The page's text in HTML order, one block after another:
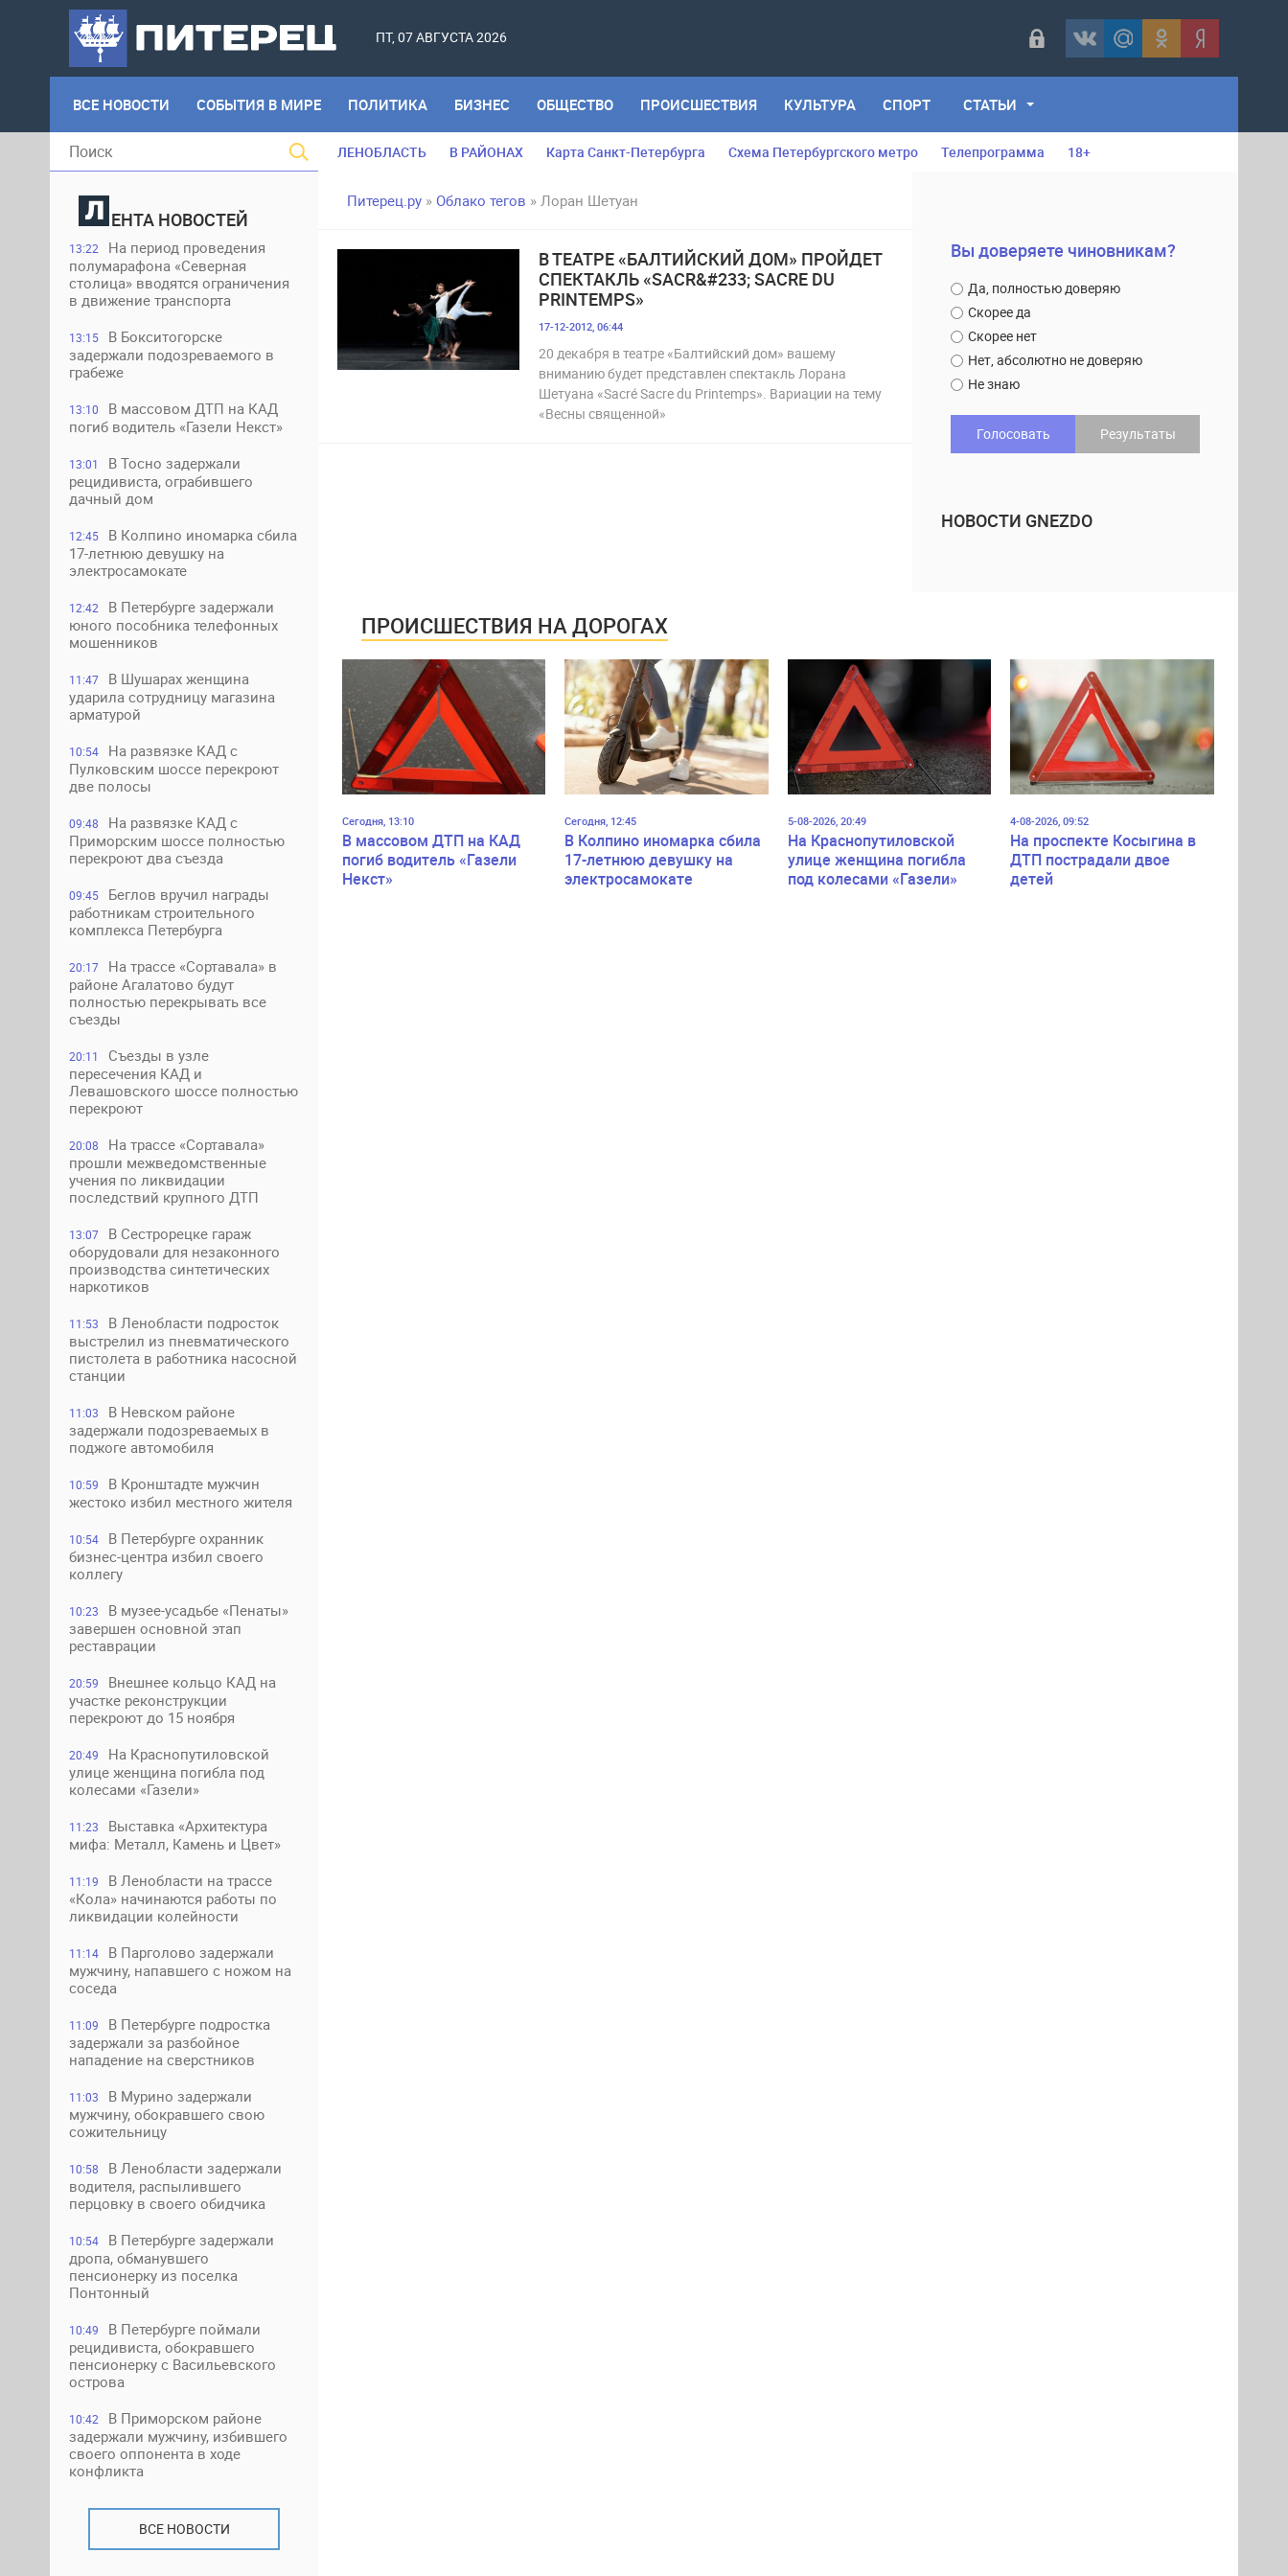
ПТ, 07 АВГУСТА 2026
ВСЕ НОВОСТИ СОБЫТИЯ В МИРЕ ПОЛИТИКА БИЗНЕС ОБЩЕСТВО ПРОИСШЕСТВИЯ КУЛЬТУРА СПОРТ СТАТЬИ
ЕНТА НОВОСТЕЙ
13:22
На период проведения
полумарафона «Северная
столица» вводятся ограничения
в движение транспорта
13:15
В Бокситогорске
задержали подозреваемого в
грабеже
13:10
В массовом ДТП на КАД
погиб водитель «Газели Некст»
13:01
В Тосно задержали
рецидивиста, ограбившего
дачный дом
12:45
В Колпино иномарка сбила
17-летнюю девушку на
электросамокате
12:42
В Петербурге задержали
юного пособника телефонных
мошенников
11:47
В Шушарах женщина
ударила сотрудницу магазина
арматурой
10:54
На развязке КАД с
Пулковским шоссе перекроют
две полосы
09:48
На развязке КАД с
Приморским шоссе полностью
перекроют два съезда
09:45
Беглов вручил награды
работникам строительного
комплекса Петербурга
20:17
На трассе «Сортавала» в
районе Агалатово будут
полностью перекрывать все
съезды
20:11
Съезды в узле
пересечения КАД и
Левашовского шоссе полностью
перекроют
20:08
На трассе «Сортавала»
прошли межведомственные
учения по ликвидации
последствий крупного ДТП
13:07
В Сестрорецке гараж
оборудовали для незаконного
производства синтетических
наркотиков
11:53
В Ленобласти подросток
выстрелил из пневматического
пистолета в работника насосной
станции
11:03
В Невском районе
задержали подозреваемых в
поджоге автомобиля
10:59
В Кронштадте мужчин
жестоко избил местного жителя
10:54
В Петербурге охранник
бизнес-центра избил своего
коллегу
10:23
В музее-усадьбе «Пенаты»
завершен основной этап
реставрации
20:59
Внешнее кольцо КАД на
участке реконструкции
перекроют до 15 ноября
20:49
На Краснопутиловской
улице женщина погибла под
колесами «Газели»
11:23
Выставка «Архитектура
мифа: Металл, Камень и Цвет»
11:19
В Ленобласти на трассе
«Кола» начинаются работы по
ликвидации колейности
11:14
В Парголово задержали
мужчину, напавшего с ножом на
соседа
11:09
В Петербурге подростка
задержали за разбойное
нападение на сверстников
11:03
В Мурино задержали
мужчину, обокравшего свою
сожительницу
10:58
В Ленобласти задержали
водителя, распылившего
перцовку в своего обидчика
10:54
В Петербурге задержали
дропа, обманувшего
пенсионерку из поселка
Понтонный
10:49
В Петербурге поймали
рецидивиста, обокравшего
пенсионерку с Васильевского
острова
10:42
В Приморском районе
задержали мужчину, избившего
своего оппонента в ходе
конфликта
ВСЕ НОВОСТИ
ЛЕНОБЛАСТЬ В РАЙОНАХ Карта Санкт-Петербурга Схема Петербургского метро Телепрограмма 18+
Питерец.ру » Облако тегов » Лоран Шетуан
В ТЕАТРЕ «БАЛТИЙСКИЙ ДОМ» ПРОЙДЕТ
СПЕКТАКЛЬ «SACR&#233; SACRE DU
PRINTEMPS»
17-12-2012, 06:44
20 декабря в театре «Балтийский дом» вашему
вниманию будет представлен спектакль Лорана
Шетуана «Sacré Sacre du Printemps». Вариации на тему
«Весны священной»
Вы доверяете чиновникам?
Да, полностью доверяю
Скорее да
Скорее нет
Нет, абсолютно не доверяю
Не знаю
Голосовать Результаты
НОВОСТИ GNEZDO
ПРОИСШЕСТВИЯ НА ДОРОГАХ
Сегодня, 13:10
В массовом ДТП на КАД
погиб водитель «Газели
Некст»
Сегодня, 12:45
В Колпино иномарка сбила
17-летнюю девушку на
электросамокате
5-08-2026, 20:49
На Краснопутиловской
улице женщина погибла
под колесами «Газели»
4-08-2026, 09:52
На проспекте Косыгина в
ДТП пострадали двое
детей